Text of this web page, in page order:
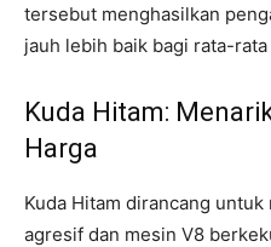
tersebut menghasilkan
jauh lebih baik bagi rata-
Kuda Hitam:
Harga
Kuda Hitam dirancang
agresif dan mesin V8